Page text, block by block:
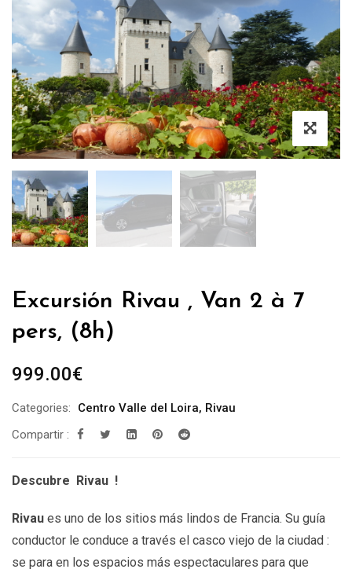
Excursión Rivau , Van 2 à 7
pers, (8h)
999.00€
Categories: Centro Valle del Loira, Rivau
Compartir :
Descubre Rivau !
Rivau es uno de los sitios más lindos de Francia. Su guía
conductor le conduce a través el casco viejo de la ciudad :
se para en los espacios más espectaculares para que